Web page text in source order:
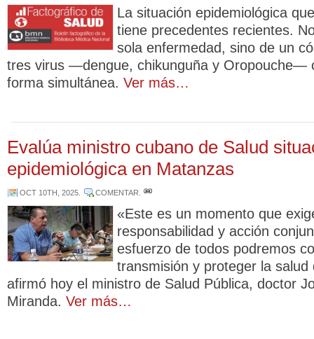
La situación epidemiológica
tiene precedentes recientes.
sola enfermedad, sino de un
tres virus —dengue, chikunguña y Oropouche—
forma simultánea. Ver más…
Evalúa ministro cubano de Salud
epidemiológica en Matanzas
OCT 10TH, 2025 COMENTAR
«Este es un momento que
responsabilidad y acción
esfuerzo de todos podremos
transmisión y proteger la salud
afirmó hoy el ministro de Salud Pública, doctor
Miranda. Ver más…